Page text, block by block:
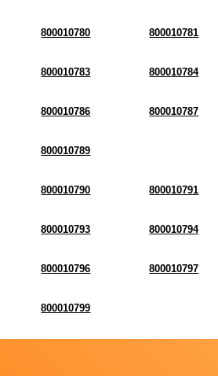
800010780 800010781
800010783 800010784
800010786 800010787
800010789
800010790 800010791
800010793 800010794
800010796 800010797
800010799